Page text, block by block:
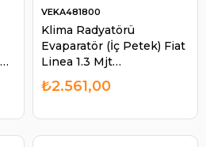
Klima Radyatörü
Evaparatör (İç Petek) Fiat
Linea 1.3 Mjt
2007-/PUNTO (Grande-
evo-punto) 1.3 Mjt
VEKA481800
₺2.561,00